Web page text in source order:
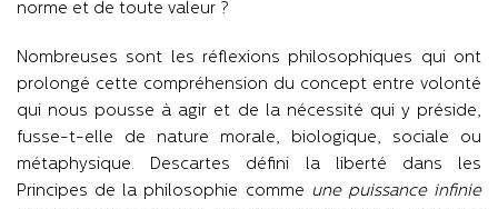
norme et de toute valeur ?
Nombreuses sont les réflexions philosophiques qui ont
prolongé cette compréhension du concept entre volonté
qui nous pousse à agir et de la nécessité qui y préside,
fusse-t-elle de nature morale, biologique, sociale ou
métaphysique. Descartes défini la liberté dans les
Principes de la philosophie comme une puissance infinie